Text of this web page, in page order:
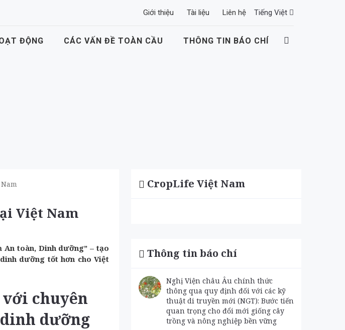
Giới thiệu Tài liệu Liên hệ Tiếng Việt
ĐỘNG CÁC VẤN ĐỀ TOÀN CẦU THÔNG TIN BÁO CHÍ
Việt Nam
toàn, Dinh dưỡng” – tạo
dưỡng tốt hơn cho Việt
chuyên
dưỡng
CropLife Việt Nam
Thông tin báo chí
Nghị Viện châu Âu chính thức
thông qua quy định đối với các kỹ
thuật di truyền mới (NGT): Bước tiến
quan trọng cho đổi mới giống cây
trồng và nông nghiệp bền vững